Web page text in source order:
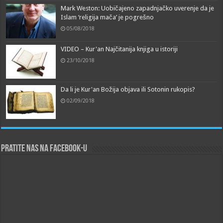
Mark Weston: Uobičajeno zapadnjačko uverenje da je
Islam ‘religija mača’ je pogrešno
05/08/2018
VIDEO – Kur'an Najčitanija knjiga u istoriji
23/10/2018
Da li je Kur'an Božija objava ili Sotonin rukopis?
02/09/2018
Pratite nas na Facebook-u